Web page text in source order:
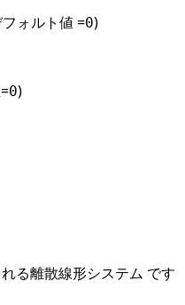
ォルト値 =0)
0)
る離散線形システム です